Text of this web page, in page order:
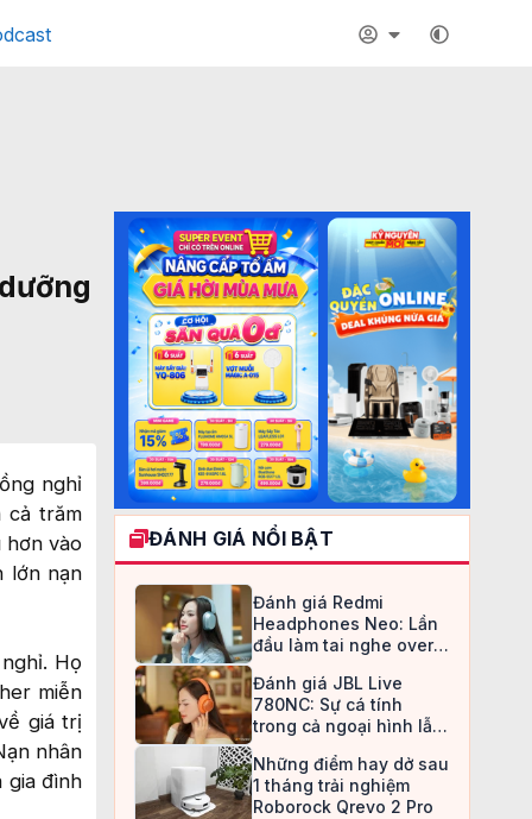
nghỉ
cả trăm
hơn vào
lớn nạn
Họ
miễn
giá trị
nhân
gia đình
ĐÁNH GIÁ NỔI BẬT
Đánh giá Redmi
Headphones Neo: Lần
đầu làm tai nghe over-
an toàn
Đánh giá JBL Live
780NC: Sự cá tính
trong cả ngoại hình lẫn
Những điểm hay dở sau
1 tháng trải nghiệm
Roborock Qrevo 2 Pro